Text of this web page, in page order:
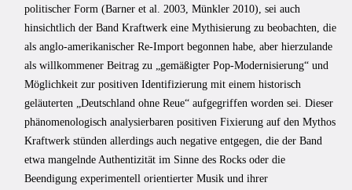
politischer Form (Barner et al. 2003, Münkler 2010), sei auch
hinsichtlich der Band Kraftwerk eine Mythisierung zu beobachten, die
als anglo-amerikanischer Re-Import begonnen habe, aber hierzulande
als willkommener Beitrag zu „gemäßigter Pop-Modernisierung“ und
Möglichkeit zur positiven Identifizierung mit einem historisch
geläuterten „Deutschland ohne Reue“ aufgegriffen worden sei. Dieser
phänomenologisch analysierbaren positiven Fixierung auf den Mythos
Kraftwerk stünden allerdings auch negative entgegen, die der Band
etwa mangelnde Authentizität im Sinne des Rocks oder die
Beendigung experimentell orientierter Musik und ihrer